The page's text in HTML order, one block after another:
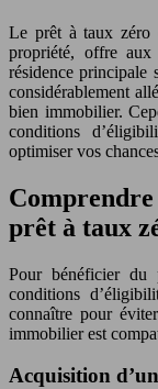
Le prêt à taux zéro
propriété, offre aux
résidence principale
considérablement
bien immobilier.
conditions
optimiser vos
prêt à taux
Pour bénéficier du
conditions
connaître pour
immobilier est
Acquisition